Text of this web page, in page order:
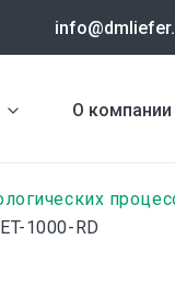
О компании
1000-RD